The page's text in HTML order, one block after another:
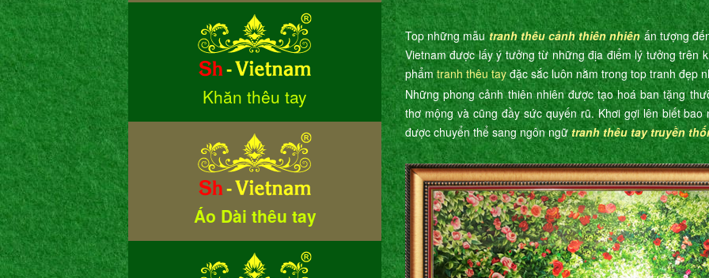
Top những mẫutranh thêu cảnh thiên nhiênấn tượng
Vietnam được lấy ý tưởng từ những địa điểm lý tưởng trên
phẩm tranh thêu tayđặc sắc luôn nằm trong top tranh đẹp
Những phong cảnh thiên nhiên được tạo hoá ban tặng
thơ mộng và cũng đầy sức quyến rũ. Khơi gợi lên biết
được chuyển thể sang ngôn ngữtranh thêu tay truyền
Khăn thêu tay
Áo Dài thêu tay